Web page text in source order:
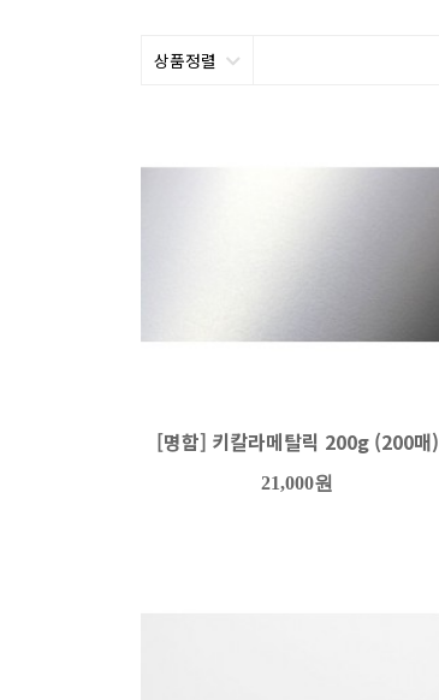
상품정렬
[명함] 키칼라메탈릭 200g (200매)
21,000원